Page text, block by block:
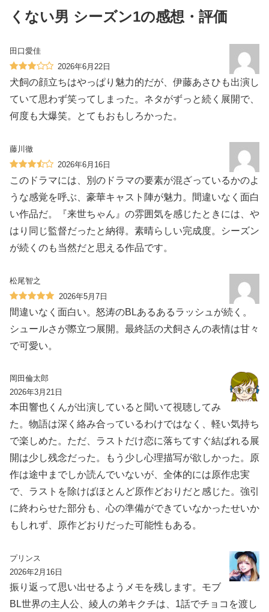
くない男 シーズン1の感想・評価
田口愛佳
2026年6月22日
犬飼の顔立ちはやっぱり魅力的だが、伊藤あさひも出演し
ていて思わず笑ってしまった。ネタがずっと続く展開で、
何度も大爆笑。とてもおもしろかった。
藤川徹
2026年6月16日
このドラマには、別のドラマの要素が混ざっているかのよ
うな感覚を呼ぶ、豪華キャスト陣が魅力。間違いなく面白
い作品だ。『来世ちゃん』の雰囲気を感じたときには、や
はり同じ監督だったと納得。素晴らしい完成度。シーズン
が続くのも当然だと思える作品です。
松尾智之
2026年5月7日
間違いなく面白い。怒涛のBLあるあるラッシュが続く。
シュールさが際立つ展開。最終話の犬飼さんの表情は甘々
で可愛い。
岡田倫太郎
2026年3月21日
本田響也くんが出演していると聞いて視聴してみ
た。物語は深く絡み合っているわけではなく、軽い気持ち
で楽しめた。ただ、ラストだけ恋に落ちてすぐ結ばれる展
開は少し残念だった。もう少し心理描写が欲しかった。原
作は途中までしか読んでいないが、全体的には原作忠実
で、ラストを除けばほとんど原作どおりだと感じた。強引
に終わらせた部分も、心の準備ができていなかったせいか
もしれず、原作どおりだった可能性もある。
プリンス
2026年2月16日
振り返って思い出せるようメモを残します。モブ
BL世界の主人公、綾人の弟キクチは、1話でチョコを渡し